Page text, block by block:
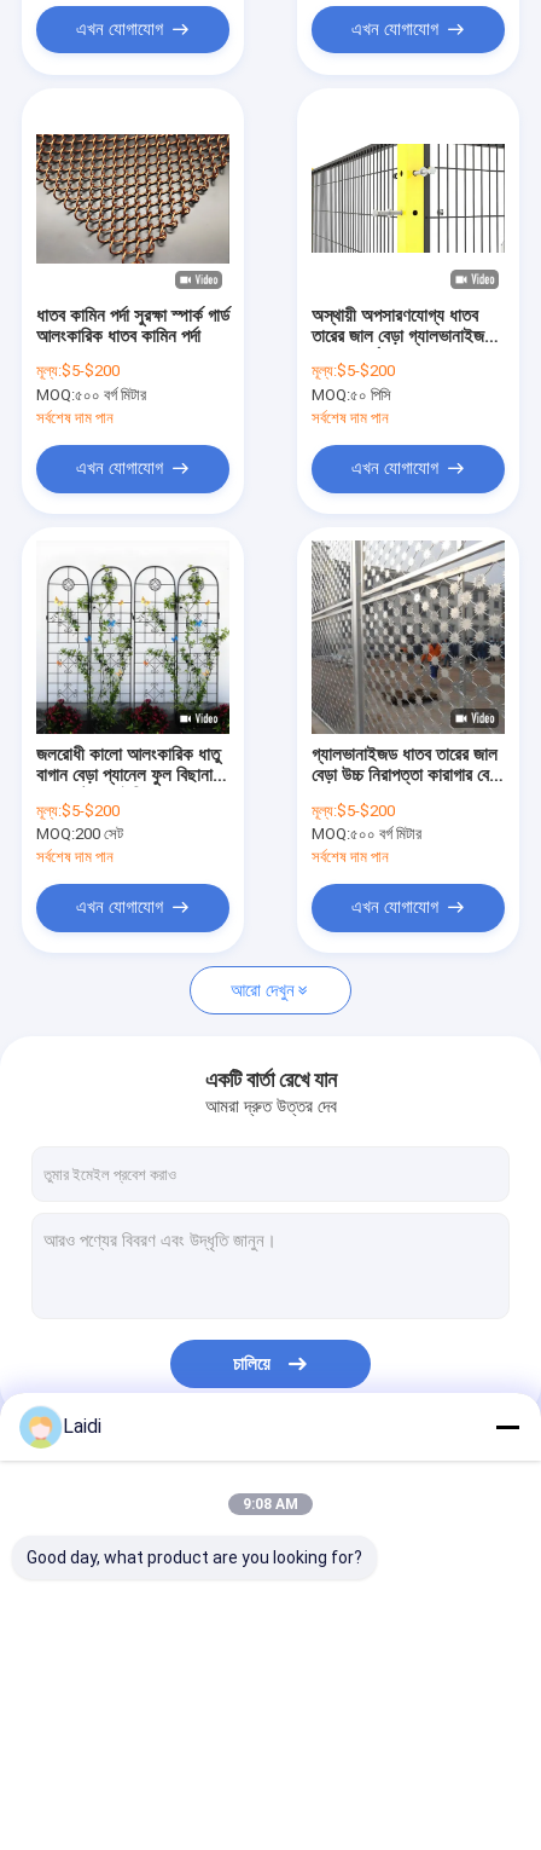
পণ্য
ভিআর শো
আমাদের সম্বন্ধে
খবর
একটি উদ্ধৃতি অনুরোধ করুন
ধাতু তারের জাল বেড়া
মেটাল অস্থায়ী বেড়া
নলাকার ইস্পাত বেড়া
স্টেইনলেস স্টীল তারের দড়ি জাল
গবাদি পশু খামার বেড়া
V Mesh নিরাপত্তা বেড়া
অ্যান্টি-ক্লাইম্বিং সিকিউরিটি বেড়া
গ্যালভানাইজড স্টিল গ্রেটিং
তারের সংরক্ষণের খাঁচা
এখন যোগাযোগ এখন যোগাযোগ
ধাতব কামিন পর্দা সুরক্ষা স্পার্ক গার্ড
আলংকারিক ধাতব কামিন পর্দা
মূল্য:$5-$200
MOQ:৫০০ বর্গ মিটার
সর্বশেষ দাম পান
এখন যোগাযোগ
অস্থায়ী অপসারণযোগ্য ধাতব
তারের জাল বেড়া গ্যালভানাইজড
মূল্য:$5-$200
MOQ:৫০ পিসি
সর্বশেষ দাম পান
এখন যোগাযোগ
জলরোধী কালো আলংকারিক ধাতু
বাগান বেড়া প্যানেল ফুল বিছানা
মূল্য:$5-$200
MOQ:200 সেট
সর্বশেষ দাম পান
এখন যোগাযোগ
গ্যালভানাইজড ধাতব তারের জাল
বেড়া উচ্চ নিরাপত্তা কারাগার বেড়া
মূল্য:$5-$200
MOQ:৫০০ বর্গ মিটার
সর্বশেষ দাম পান
এখন যোগাযোগ
আরো দেখুন
একটি বার্তা রেখে যান
আমরা দ্রুত উত্তর দেব
চালিয়ে
আমাদের বিভাগসমূহ
Laidi
9:08 AM
Good day, what product are you looking for?